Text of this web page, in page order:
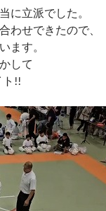
に立派でした。
わせできたので、
ます。
して
ト!!